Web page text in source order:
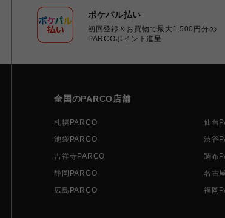
ポケパル払い
初回登録＆お買物で最大1,500円分の
PARCOポイント進呈
全国のPARCO店舗
札幌PARCO 仙台
池袋PARCO
渋谷
吉祥寺PARCO
調布
静岡PARCO
名古
広島PARCO
福岡